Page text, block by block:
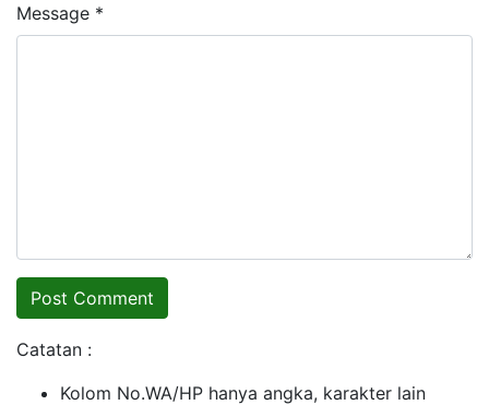
Message *
Catatan :
Kolom No.WA/HP hanya angka, karakter lain